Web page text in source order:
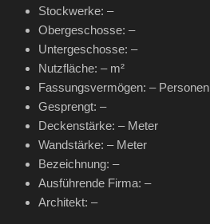
Stockwerke: –
Obergeschosse: –
Untergeschosse: –
Nutzfläche: – m²
Fassungsvermögen: – Personen
Gesprengt: –
Deckenstärke: – Meter
Wandstärke: – Meter
Bezeichnung: –
Ausführende Firma: –
Architekt: –